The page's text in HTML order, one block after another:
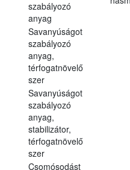
szabályozó
anyag
Savanyúságot
szabályozó
anyag,
térfogatnövelő
szer
Savanyúságot
szabályozó
anyag,
stabilizátor,
térfogatnövelő
szer
Csomósodást